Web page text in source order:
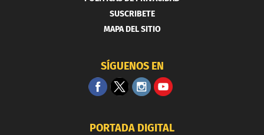
SUSCRIBETE
MAPA DEL SITIO
SÍGUENOS EN
PORTADA DIGITAL